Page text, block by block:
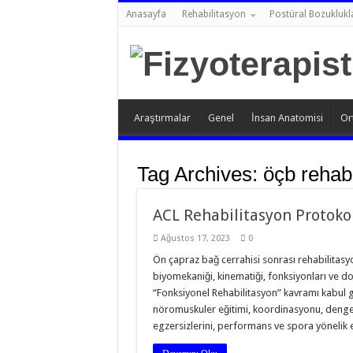
Anasayfa Rehabilitasyon Postüral
Araştırmalar Genel İnsan Anatomisi
Tag Archives: öçb
ACL Rehabilitasyon
Ağustos 17, 2023 0
Ön çapraz bağ cerrahisi sonrası
biyomekaniği, kinematiği, fonksiyonları ve
“Fonksiyonel Rehabilitasyon” kavramı
nöromuskuler eğitimi, koordinasyonu,
egzersizlerini, performans ve spora yönelik